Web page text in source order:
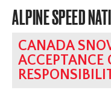
ALPINE SPEED
CANADA
ACCEPTANCE